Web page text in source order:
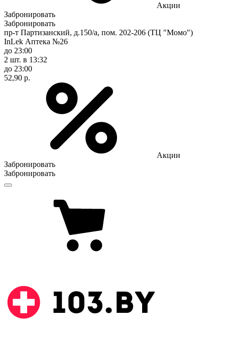
Акции
Забронировать
Забронировать
пр-т Партизанский, д.150/а, пом. 202-206 (ТЦ "Момо")
InLek Аптека №26
до 23:00
2 шт. в 13:32
до 23:00
52,90 р.
Акции
Забронировать
Забронировать